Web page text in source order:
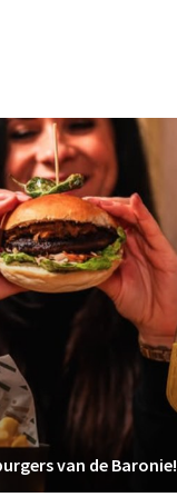
van de Baronie!